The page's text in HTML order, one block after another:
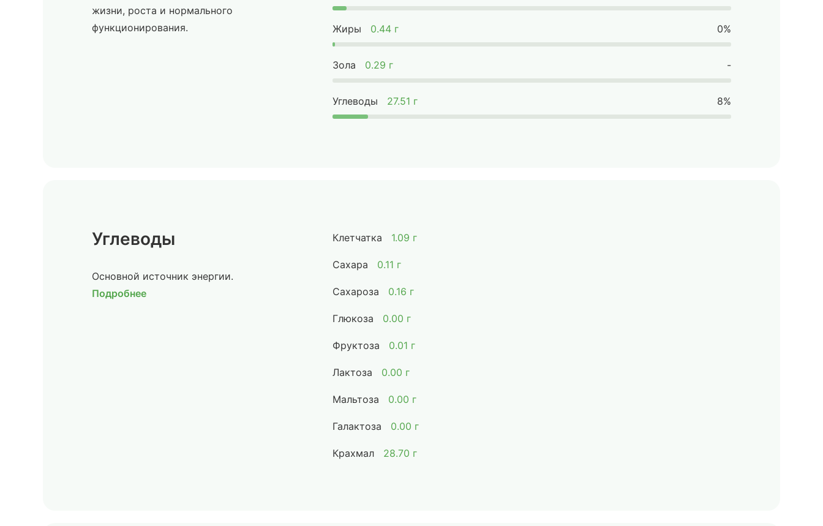
жизни, роста и нормального
функционирования.
Жиры 0.44 г 0%
Зола 0.29 г -
Углеводы 27.51 г 8%
Углеводы
Основной источник энергии.
Подробнее
Клетчатка 1.09 г
Сахара 0.11 г
Сахароза 0.16 г
Глюкоза 0.00 г
Фруктоза 0.01 г
Лактоза 0.00 г
Мальтоза 0.00 г
Галактоза 0.00 г
Крахмал 28.70 г